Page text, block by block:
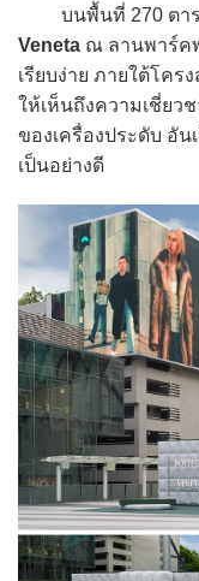
บนพื้นที่ 270 ตาร
Veneta ณ ลานพาร์ค
เรียบง่าย ภายใต้โค
ให้เห็นถึงความเชี่ย
ของเครื่องประดับ อัน
เป็นอย่างดี